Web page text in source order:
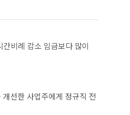
비례 감소 임금보다 많이
선한 사업주에게 정규직 전